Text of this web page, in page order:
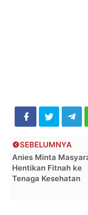
SEBELUMNYA
Anies Minta
Hentikan Fitnah ke
Tenaga Kesehatan